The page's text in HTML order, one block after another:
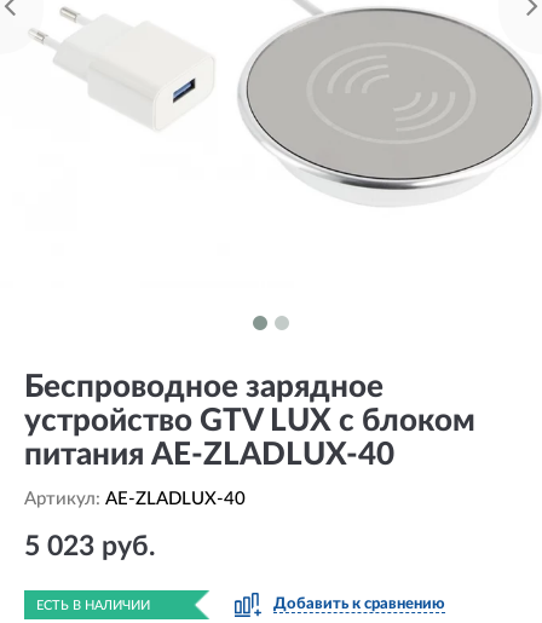
Беспроводное зарядное
устройство GTV LUX с блоком
питания AE-ZLADLUX-40
Артикул: AE-ZLADLUX-40
5 023 руб.
ЕСТЬ В НАЛИЧИИ Добавить к сравнению